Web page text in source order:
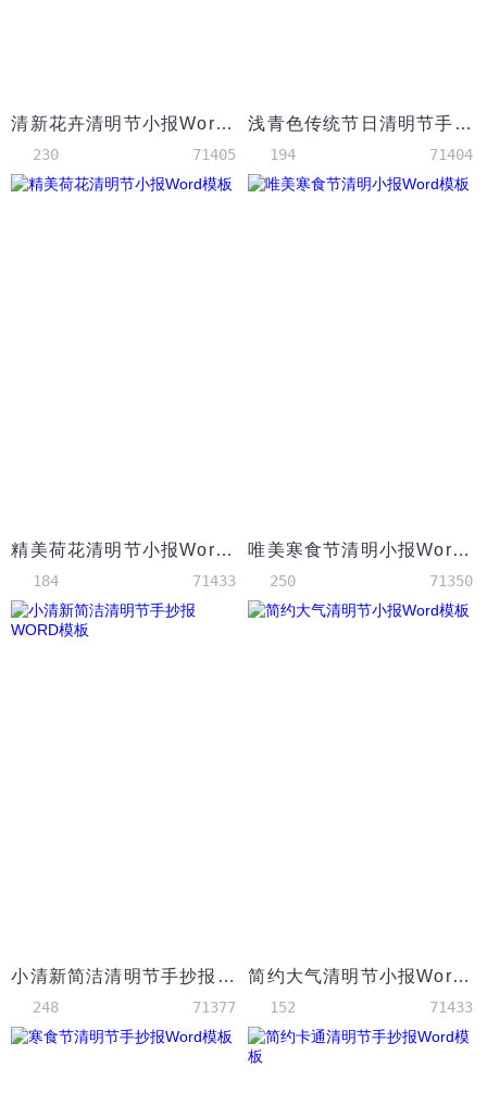
清新花卉清明节小报Word模板
230 71405
浅青色传统节日清明节手抄报Word模板
194 71404
精美荷花清明节小报Word模板
184 71433
唯美寒食节清明小报Word模板
250 71350
小清新简洁清明节手抄报WORD模板
248 71377
简约大气清明节小报Word模板
152 71433